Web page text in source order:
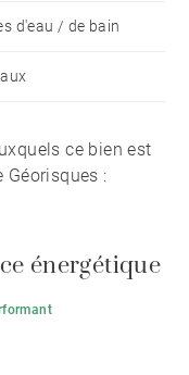
48 m², un
permet
une piscine
propice aussi
d'eau / de bain
ce bien est
:
énergétique